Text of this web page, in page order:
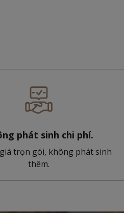
phát sinh chi phí.
trọn gói, không phát sinh
thêm.